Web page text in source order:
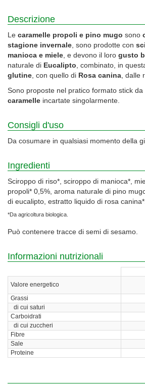
Descrizione
Le caramelle propoli e pino mugo sono
stagione invernale , sono prodotte con
manioca e miele , e devono il loro gusto
naturale di Eucalipto , combinato, in
glutine , con quello di Rosa canina , dalle
Sono proposte nel pratico formato stick
caramelle incartate singolarmente.
Consigli d'uso
Da cosumare in qualsiasi momento della
Ingredienti
Sciroppo di riso*, sciroppo di manioca*,
propoli* 0,5%, aroma naturale di pino
di eucalipto, estratto liquido di rosa canina*.
*Da agricoltura biologica.
Può contenere tracce di semi di sesamo.
Informazioni nutrizionali
Valore energetico
Grassi
di cui saturi
Carboidrati
di cui zuccheri
Fibre
Sale
Proteine